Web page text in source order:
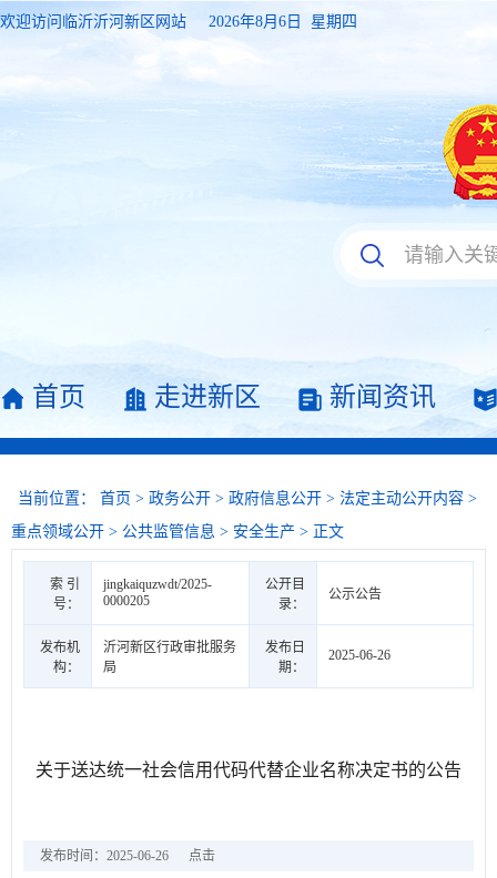
欢迎访问临沂沂河新区网站 2026年8月6日 星期四
首页 走进新区 新闻资讯
当前位置： 首页 > 政务公开 > 政府信息公开 > 法定主动公开内容 >
重点领域公开 > 公共监管信息 > 安全生产 > 正文
索 引
号：
jingkaiquzwdt/2025-
0000205
公开目
录：
公示公告
发布机
构：
沂河新区行政审批服务
局
发布日
期：
2025-06-26
关于送达统一社会信用代码代替企业名称决定书的公告
发布时间：2025-06-26
点击